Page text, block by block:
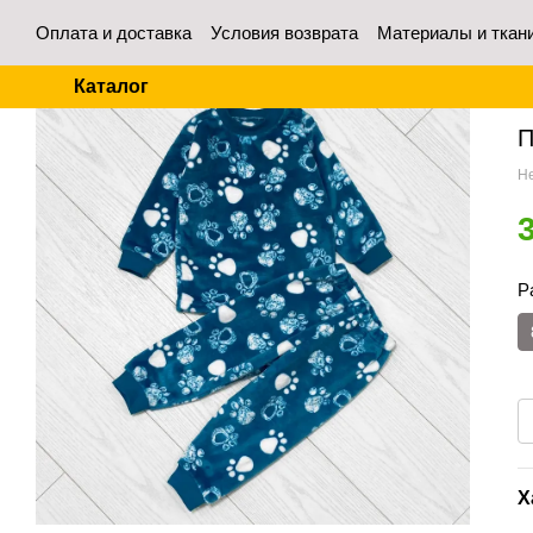
Оплата и доставка Условия возврата
Материалы и
Каталог